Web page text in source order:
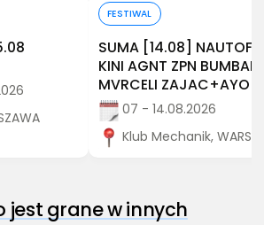
FESTIWAL
SUMA [14.08]
KINI AGNT ZPN
MVRCELI ZAJAC+AYO
07 - 14.08.2026
Klub Mechanik,
jest grane w innych